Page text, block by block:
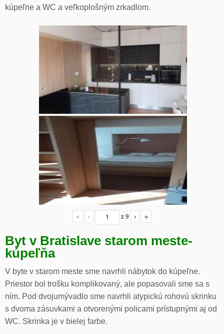
kúpeľne a WC a veľkoplošným zrkadlom.
« ‹ z9 › »
Byt v Bratislave starom meste-
kúpeľňa
V byte v starom meste sme navrhli nábytok do kúpeľne.
Priestor bol trošku komplikovaný, ale popasovali sme sa s
ním. Pod dvojumývadlo sme navrhli atypickú rohovú skrinku
s dvoma zásuvkami a otvorenými policami prístupnými aj od
WC. Skrinka je v bielej farbe.